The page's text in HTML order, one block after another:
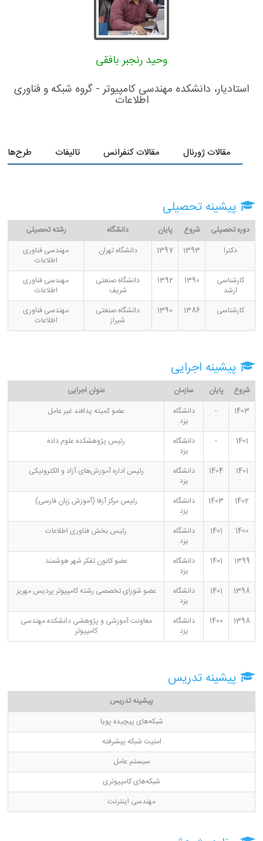
وحید رنجبر بافقی
استادیار، دانشکده مهندسی کامپیوتر - گروه شبکه و فناوری
اطلاعات
مقالات ژورنال مقالات کنفرانس تالیفات
پیشینه تحصیلی
دوره تحصیلی شروع پایان دانشگاه
رشته تحصیلی
دکترا
1393
1397 دانشگاه تهران
مهندسی فناوری
اطلاعات
کارشناسی
ارشد
1390
1392
دانشگاه صنعتی
شریف
مهندسی فناوری
اطلاعات
کارشناسی
1386
1390
دانشگاه صنعتی
شیراز
مهندسی فناوری
اطلاعات
پیشینه اجرایی
شروع پایان سازمان
عنوان اجرایی
1403
-
دانشگاه
یزد
عضو کمیته پدافند غیر عامل
1401
-
دانشگاه
یزد
رئیس پژوهشکده علوم داده
1401
1404
دانشگاه
یزد
رئیس اداره آموزش‌های آزاد و الکترونیکی
1402
1403
دانشگاه
یزد
رئیس مرکز آزفا (آموزش زبان فارسی)
1400
1401
دانشگاه
یزد
رئیس بخش فناوری اطلاعات
1399
1401
دانشگاه
یزد
عضو کانون تفکر شهر هوشمند
1398
1401
دانشگاه
یزد
عضو شورای تخصصی رشته کامپیوتر پردیس مهریز
1398
1400
دانشگاه
یزد
معاونت آموزشی و پژوهشی دانشکده مهندسی
کامپیوتر
پیشینه تدریس
پیشینه تدریس
شبکه‌های پیچیده پویا
امنیت شبکه پیشرفته
سیستم عامل
شبکه‌های کامپیوتری
مهندسی اینترنت